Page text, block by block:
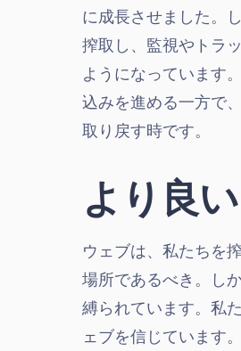
に成長させました。
搾取し、監視やトラ
ようになっています
込みを進める一方で
取り戻す時です。
より良
ウェブは、私たちを
場所であるべき。し
縛られています。私
ェブを信じています